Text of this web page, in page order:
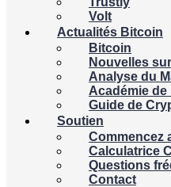
Volt
Actualités Bitcoin
Bitcoin
Nouvelles
Analyse du
Académie
Guide de
Soutien
Commencez
Calculatrice
Questions
Contact